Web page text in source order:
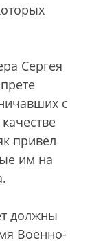
Сергея
с
привел
им на
должны
Военно-